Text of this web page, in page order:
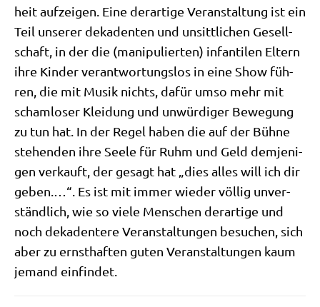
heit auf­zei­gen. Eine der­ar­ti­ge Ver­an­stal­tung ist ein
Teil unse­rer deka­den­ten und unsitt­li­chen Gesell­
schaft, in der die (mani­pu­lier­ten) infan­ti­len Eltern
ihre Kin­der ver­ant­wor­tungs­los in eine Show füh­
ren, die mit Musik nichts, dafür umso mehr mit
scham­lo­ser Klei­dung und unwür­di­ger Bewe­gung
zu tun hat. In der Regel haben die auf der Büh­ne
ste­hen­den ihre See­le für Ruhm und Geld dem­je­ni­
gen ver­kauft, der gesagt hat „dies alles will ich dir
geben.…“. Es ist mit immer wie­der völ­lig unver­
ständ­lich, wie so vie­le Men­schen der­ar­ti­ge und
noch deka­den­te­re Ver­an­stal­tun­gen besu­chen, sich
aber zu ernst­haf­ten guten Ver­an­stal­tun­gen kaum
jemand einfindet.